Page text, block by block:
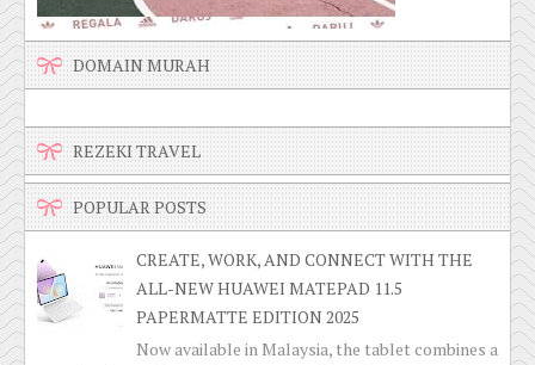
DOMAIN MURAH
REZEKI TRAVEL
POPULAR POSTS
CREATE, WORK, AND CONNECT WITH THE
ALL-NEW HUAWEI MATEPAD 11.5
PAPERMATTE EDITION 2025
Now available in Malaysia, the tablet combines a